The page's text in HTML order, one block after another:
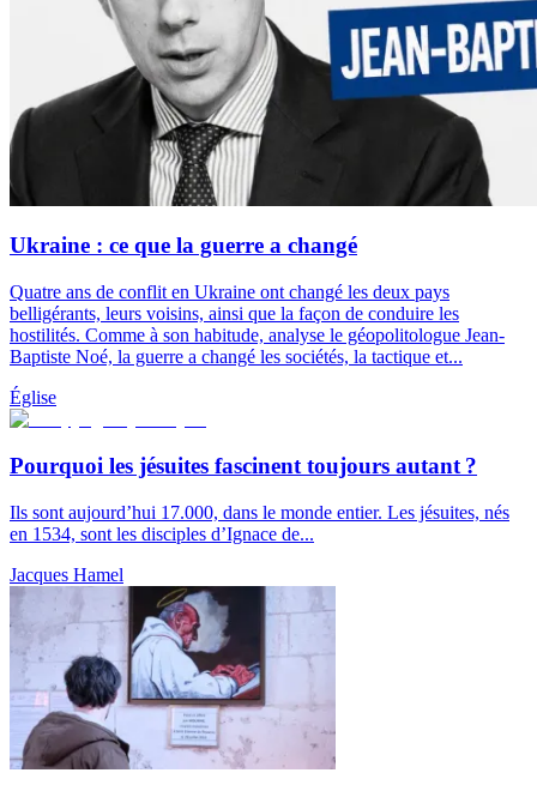
Ukraine : ce que la guerre a changé
Quatre ans de conflit en Ukraine ont changé les deux pays
belligérants, leurs voisins, ainsi que la façon de conduire les
hostilités. Comme à son habitude, analyse le géopolitologue Jean-
Baptiste Noé, la guerre a changé les sociétés, la tactique et...
Église
Pourquoi les jésuites fascinent toujours autant ?
Ils sont aujourd’hui 17.000, dans le monde entier. Les jésuites, nés
en 1534, sont les disciples d’Ignace de...
Jacques Hamel